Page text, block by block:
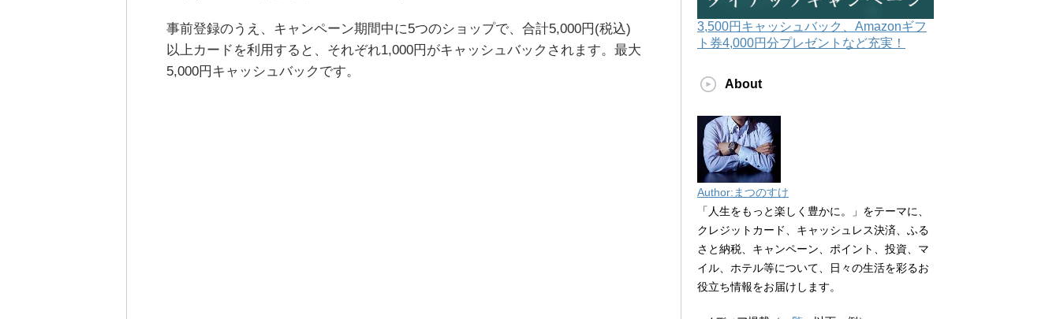
事前登録のうえ、キャンペーン期間中に5つのショップで、合計5,000円(税込)
以上カードを利用すると、それぞれ1,000円がキャッシュバックされます。最大
5,000円キャッシュバックです。
3,500円キャッシュバック、Amazonギフ
ト券4,000円分プレゼントなど充実！
About
Author:まつのすけ
「人生をもっと楽しく豊かに。」をテーマに、
クレジットカード、キャッシュレス決済、ふる
さと納税、キャンペーン、ポイント、投資、マ
イル、ホテル等について、日々の生活を彩るお
役立ち情報をお届けします。